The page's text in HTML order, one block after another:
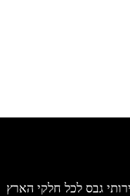
גבס לכל חלקי הארץ